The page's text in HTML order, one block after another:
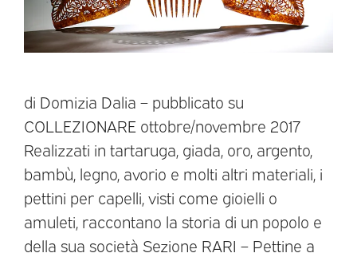
di Domizia Dalia – pubblicato su
COLLEZIONARE ottobre/novembre 2017
Realizzati in tartaruga, giada, oro, argento,
bambù, legno, avorio e molti altri materiali, i
pettini per capelli, visti come gioielli o
amuleti, raccontano la storia di un popolo e
della sua società Sezione RARI – Pettine a